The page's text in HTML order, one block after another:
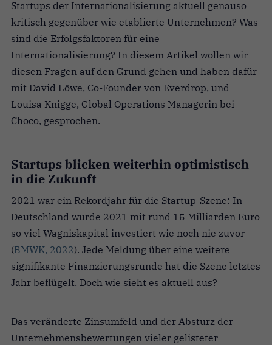
Startups der Internationalisierung aktuell genauso
kritisch gegenüber wie etablierte Unternehmen? Was
sind die Erfolgsfaktoren für eine
Internationalisierung? In diesem Artikel wollen wir
diesen Fragen auf den Grund gehen und haben dafür
mit David Löwe, Co-Founder von Everdrop, und
Louisa Knigge, Global Operations Managerin bei
Choco, gesprochen.
Startups blicken weiterhin optimistisch
in die Zukunft
2021 war ein Rekordjahr für die Startup-Szene: In
Deutschland wurde 2021 mit rund 15 Milliarden Euro
so viel Wagniskapital investiert wie noch nie zuvor
(BMWK, 2022). Jede Meldung über eine weitere
signifikante Finanzierungsrunde hat die Szene letztes
Jahr beflügelt. Doch wie sieht es aktuell aus?
Das veränderte Zinsumfeld und der Absturz der
Unternehmensbewertungen vieler gelisteter